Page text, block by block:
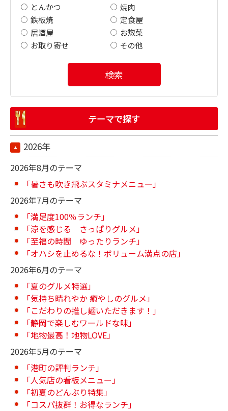
とんかつ
焼肉
鉄板焼
定食屋
居酒屋
お惣菜
お取り寄せ
その他
検索
テーマで探す
2026年
2026年8月のテーマ
「暑さも吹き飛ぶスタミナメニュー」
2026年7月のテーマ
「満足度100％ランチ」
「涼を感じる さっぱりグルメ」
「至福の時間 ゆったりランチ」
「オハシを止めるな！ボリューム満点の店」
2026年6月のテーマ
「夏のグルメ特選」
「気持ち晴れやか 癒やしのグルメ」
「こだわりの推し麺いただきます！」
「静岡で楽しむワールドな味」
「地物最高！地物LOVE」
2026年5月のテーマ
「港町の評判ランチ」
「人気店の看板メニュー」
「初夏のどんぶり特集」
「コスパ抜群！お得なランチ」